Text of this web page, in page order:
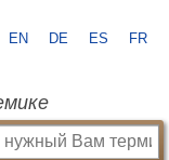
EN DE ES FR